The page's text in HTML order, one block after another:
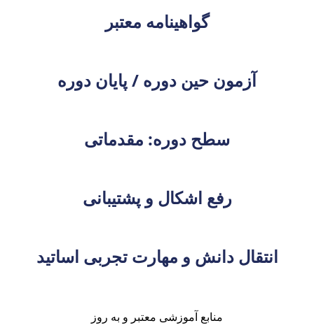
گواهینامه معتبر
آزمون حین دوره / پایان دوره
سطح دوره: مقدماتی
رفع اشکال و پشتیبانی
انتقال دانش و مهارت تجربی اساتید
منابع آموزشی معتبر و به روز